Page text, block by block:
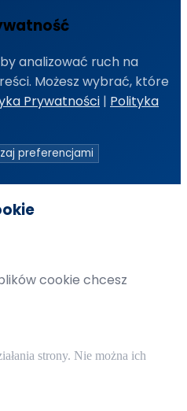
analizować ruch na
Możesz wybrać, które
Prywatności | Polityka
preferencjami
cookie chcesz
strony. Nie można ich